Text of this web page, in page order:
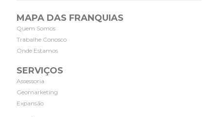
MAPA DAS FRANQUIAS
Quem Somos
Trabalhe Conosco
Onde Estamos
SERVIÇOS
Assessoria
Geomarketing
Expansão